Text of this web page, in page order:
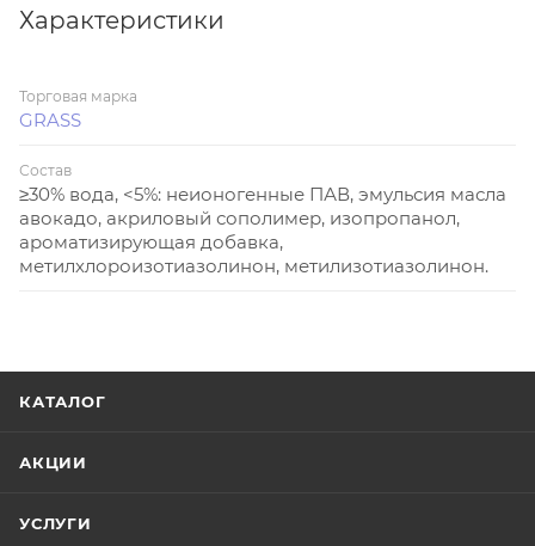
внешний вид, скрывает легкие повреждения.
Характеристики
Торговая марка
GRASS
Состав
≥30% вода, <5%: неионогенные ПАВ, эмульсия масла
авокадо, акриловый сополимер, изопропанол,
ароматизирующая добавка,
метилхлороизотиазолинон, метилизотиазолинон.
КАТАЛОГ
АКЦИИ
УСЛУГИ